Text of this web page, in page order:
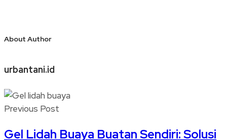
About Author
urbantani.id
Previous Post
Gel Lidah Buaya Buatan Sendiri: Solusi